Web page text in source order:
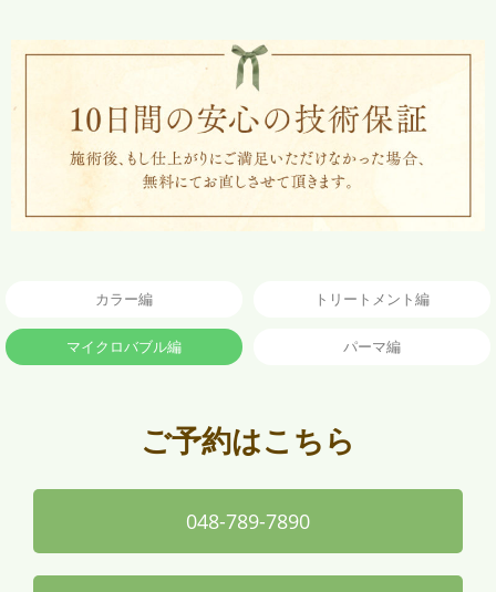
カラー編 トリートメント編
マイクロバブル編 パーマ編
ご予約はこちら
048-789-7890